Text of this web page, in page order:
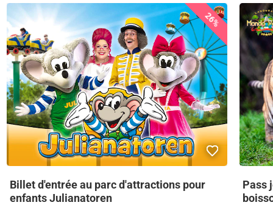
26%
Billet d'entrée au parc d'attractions pour
enfants Julianatoren
Pass